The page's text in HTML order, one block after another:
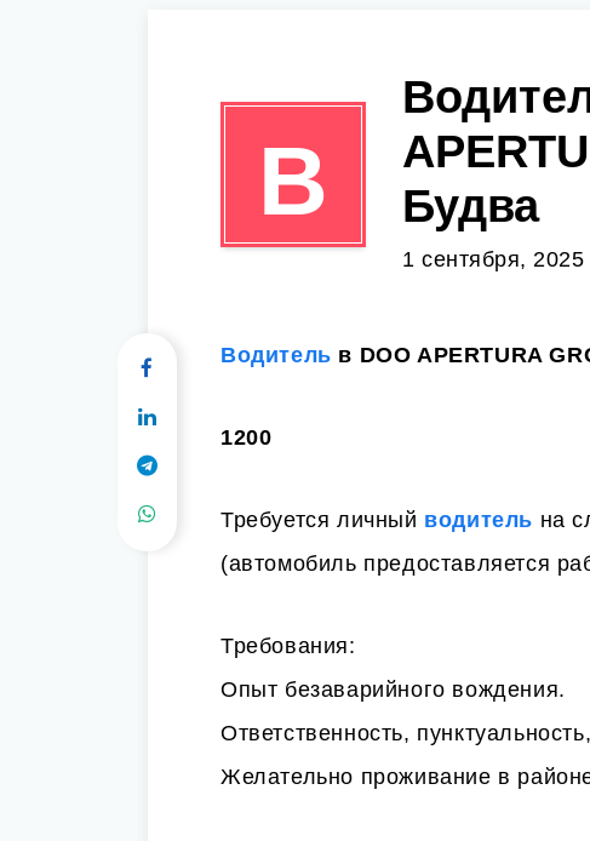
В
Будва
1 сентября, 2025
Водитель в DOO APERTURA
1200
Требуется личный водитель на
(автомобиль предоставляется
Требования:
Опыт безаварийного вождения.
Ответственность,
Желательно проживание в